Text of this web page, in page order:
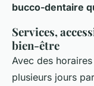
bucco-dentaire
Services,
bien-être
Avec des
plusieurs jours